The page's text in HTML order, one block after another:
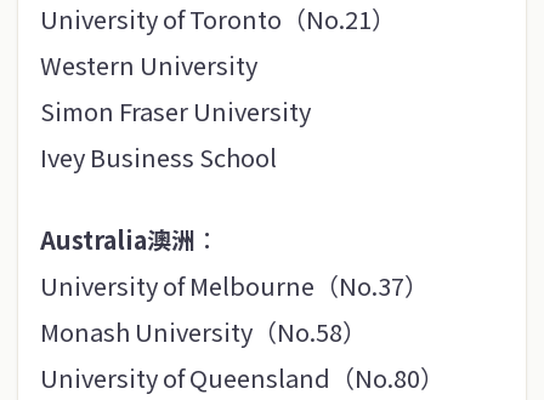
University of Toronto（No.21）
Western University
Simon Fraser University
Ivey Business School
Australia澳洲 ：
University of Melbourne（No.37）
Monash University（No.58）
University of Queensland（No.80）